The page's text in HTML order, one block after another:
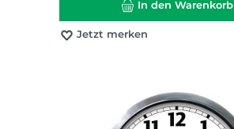
In den Warenkorb
Jetzt merken